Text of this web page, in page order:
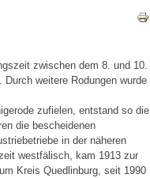
zwischen dem 8. und 10.
weitere Rodungen wurde
zufielen, entstand so die
die bescheidenen
in der näheren
westfälisch, kam 1913 zur
Kreis Quedlinburg, seit 1990